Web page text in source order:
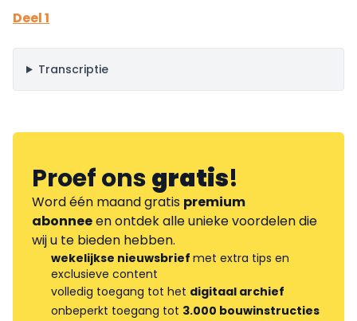
Deel 1
Transcriptie
Proef onsgratis!
Word één maand gratis premium
abonneeen ontdek alle unieke voordelen die
wij u te bieden hebben.
wekelijkse nieuwsbrief met extra tips en
exclusieve content
volledig toegang tot het digitaal archief
onbeperkt toegang tot 3.000 bouwinstructies